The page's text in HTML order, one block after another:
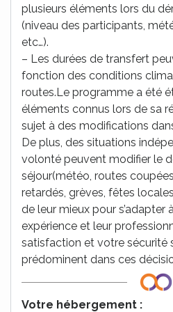
plusieurs éléments lors du
(niveau des participants,
etc…).
– Les durées de transfert
fonction des conditions
routes.Le programme a été
éléments connus lors de sa
sujet à des modifications
De plus, des situations
volonté peuvent modifier le
séjour(météo, routes
retardés, grèves, fêtes
de leur mieux pour s’adapter
expérience et leur
satisfaction et votre sécurité
prédominent dans ces
Votre hébergement :